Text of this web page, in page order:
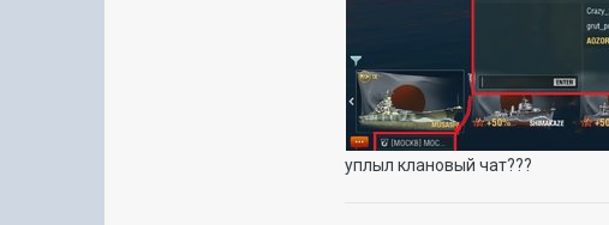
уплыл клановый чат???